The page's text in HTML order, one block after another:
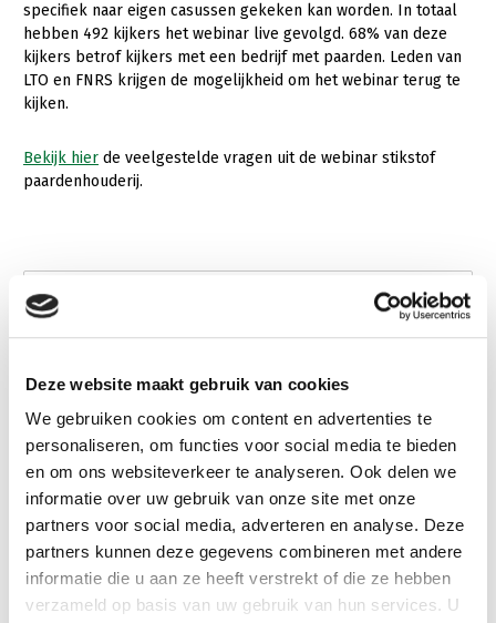
Deze website maakt gebruik van cookies
We gebruiken cookies om content en advertenties te
personaliseren, om functies voor social media te bieden
en om ons websiteverkeer te analyseren. Ook delen we
informatie over uw gebruik van onze site met onze
partners voor social media, adverteren en analyse. Deze
partners kunnen deze gegevens combineren met andere
informatie die u aan ze heeft verstrekt of die ze hebben
verzameld op basis van uw gebruik van hun services. U
specifiek naar eigen casussen gekeken kan worden. In totaal
hebben 492 kijkers het webinar live gevolgd. 68% van deze
kijkers betrof kijkers met een bedrijf met paarden. Leden van
LTO en FNRS krijgen de mogelijkheid om het webinar terug te
kijken.
Bekijk hier de veelgestelde vragen uit de webinar stikstof
paardenhouderij.